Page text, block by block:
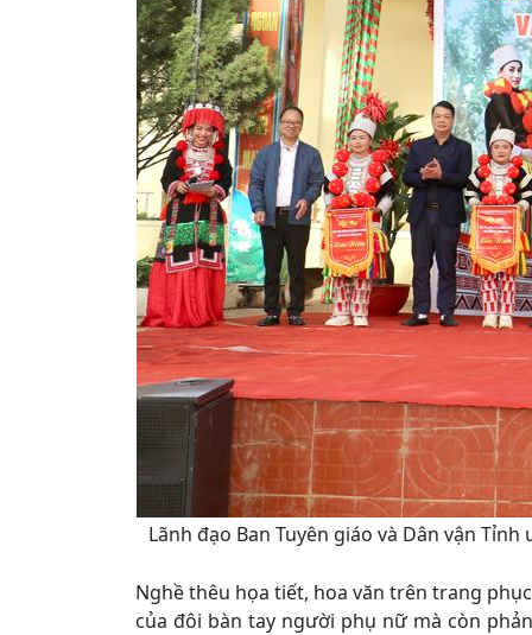
Lãnh đạo Ban Tuyên giáo và Dân vận
Nghề thêu họa tiết, hoa văn trên trang
của đôi bàn tay người phụ nữ mà còn